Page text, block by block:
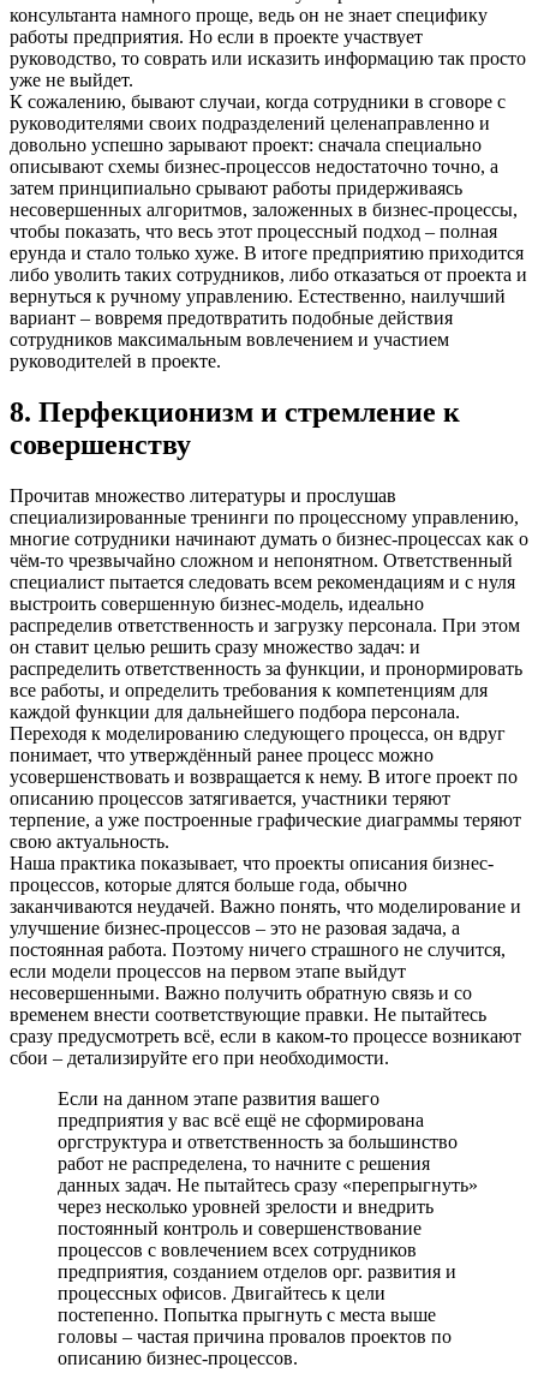
консультанта намного проще, ведь он не знает специфику
работы предприятия. Но если в проекте участвует
руководство, то соврать или исказить информацию так просто
уже не выйдет.
К сожалению, бывают случаи, когда сотрудники в сговоре с
руководителями своих подразделений целенаправленно и
довольно успешно зарывают проект: сначала специально
описывают схемы бизнес-процессов недостаточно точно, а
затем принципиально срывают работы придерживаясь
несовершенных алгоритмов, заложенных в бизнес-процессы,
чтобы показать, что весь этот процессный подход – полная
ерунда и стало только хуже. В итоге предприятию приходится
либо уволить таких сотрудников, либо отказаться от проекта и
вернуться к ручному управлению. Естественно, наилучший
вариант – вовремя предотвратить подобные действия
сотрудников максимальным вовлечением и участием
руководителей в проекте.
8. Перфекционизм и стремление к
совершенству
Прочитав множество литературы и прослушав
специализированные тренинги по процессному управлению,
многие сотрудники начинают думать о бизнес-процессах как о
чём-то чрезвычайно сложном и непонятном. Ответственный
специалист пытается следовать всем рекомендациям и с нуля
выстроить совершенную бизнес-модель, идеально
распределив ответственность и загрузку персонала. При этом
он ставит целью решить сразу множество задач: и
распределить ответственность за функции, и пронормировать
все работы, и определить требования к компетенциям для
каждой функции для дальнейшего подбора персонала.
Переходя к моделированию следующего процесса, он вдруг
понимает, что утверждённый ранее процесс можно
усовершенствовать и возвращается к нему. В итоге проект по
описанию процессов затягивается, участники теряют
терпение, а уже построенные графические диаграммы теряют
свою актуальность.
Наша практика показывает, что проекты описания бизнес-
процессов, которые длятся больше года, обычно
заканчиваются неудачей. Важно понять, что моделирование и
улучшение бизнес-процессов – это не разовая задача, а
постоянная работа. Поэтому ничего страшного не случится,
если модели процессов на первом этапе выйдут
несовершенными. Важно получить обратную связь и со
временем внести соответствующие правки. Не пытайтесь
сразу предусмотреть всё, если в каком-то процессе возникают
сбои – детализируйте его при необходимости.
Если на данном этапе развития вашего
предприятия у вас всё ещё не сформирована
оргструктура и ответственность за большинство
работ не распределена, то начните с решения
данных задач. Не пытайтесь сразу «перепрыгнуть»
через несколько уровней зрелости и внедрить
постоянный контроль и совершенствование
процессов с вовлечением всех сотрудников
предприятия, созданием отделов орг. развития и
процессных офисов. Двигайтесь к цели
постепенно. Попытка прыгнуть с места выше
головы – частая причина провалов проектов по
описанию бизнес-процессов.